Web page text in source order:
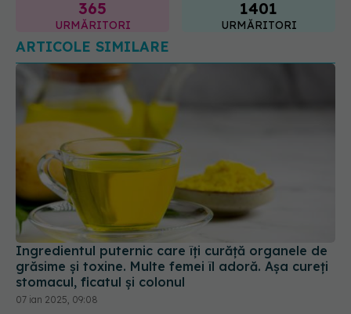
ARTICOLE SIMILARE
Ingredientul puternic care îți curăță organele de
grăsime și toxine. Multe femei îl adoră. Așa cureți
stomacul, ficatul și colonul
07 ian 2025, 09:08